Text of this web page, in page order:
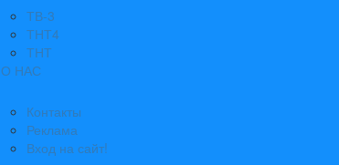
ТВ-3
ТНТ4
ТНТ
О НАС
Контакты
Реклама
Вход на сайт!